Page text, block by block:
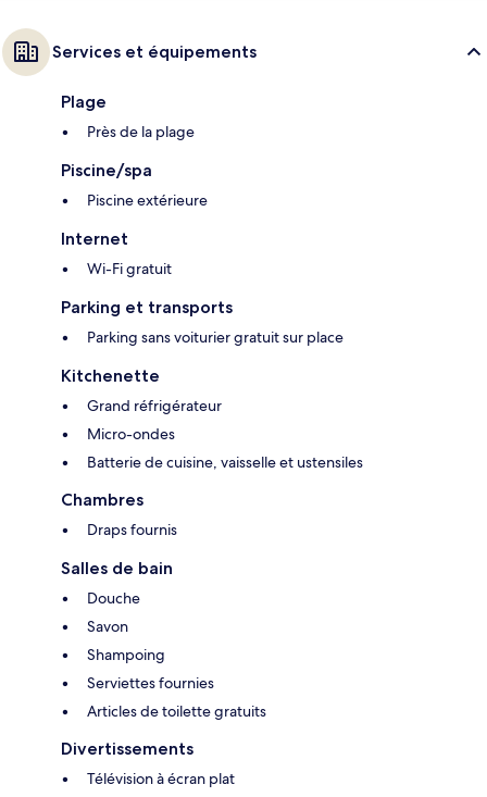
Services et équipements
Plage
Près de la plage
Piscine/spa
Piscine extérieure
Internet
Wi-Fi gratuit
Parking et transports
Parking sans voiturier gratuit sur place
Kitchenette
Grand réfrigérateur
Micro-ondes
Batterie de cuisine, vaisselle et ustensiles
Chambres
Draps fournis
Salles de bain
Douche
Savon
Shampoing
Serviettes fournies
Articles de toilette gratuits
Divertissements
Télévision à écran plat